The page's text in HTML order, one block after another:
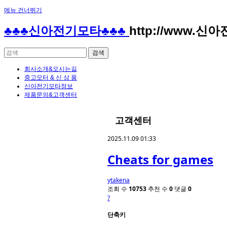
메뉴 건너뛰기
♣♣♣신아전기모타♣♣♣ http://www.신아
회사소개&오시는길
중고모터 & 신 상 품
신아전기모타정보
제품문의&고객센터
고객센터
2025.11.09 01:33
Cheats for games
ytakena
조회 수 10753 추천 수 0 댓글 0
?
단축키